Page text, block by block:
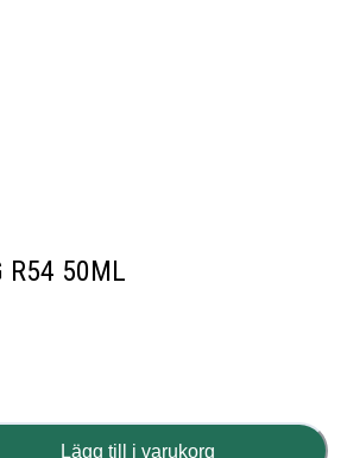
R54 50ML
Lägg till i varukorg